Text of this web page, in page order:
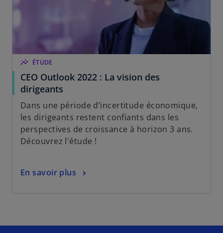
insights ÉTUDE
CEO Outlook 2022 : La vision des
dirigeants
Dans une période d’incertitude économique,
les dirigeants restent confiants dans les
perspectives de croissance à horizon 3 ans.
Découvrez l'étude !
En savoir plus